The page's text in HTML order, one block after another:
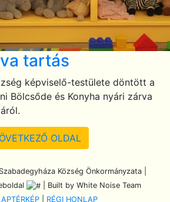
tartás
képviselő-testülete döntött a
Bölcsőde és Konyha nyári zárva
OLDAL
Község Önkormányzata |
| Built by White Noise Team
| RÉGI HONLAP